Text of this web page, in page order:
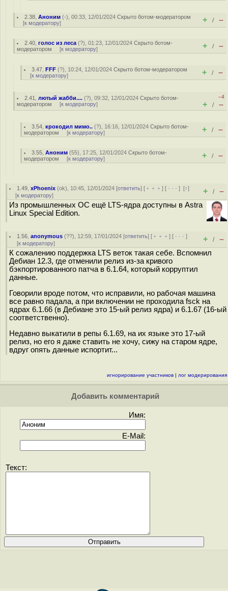
2.38 ,Аноним (-), 00:33, 12/01/2024Скрыто ботом-модератором
[к модератору] + / –
2.40 ,голос из леса (?), 01:23, 12/01/2024Скрыто ботом-
модератором [к модератору] + / –
3.47 ,FFF (?), 10:24, 12/01/2024Скрыто ботом-модератором
[к модератору] + / –
2.41 ,лютый жабби.... (?), 09:32, 12/01/2024Скрыто ботом-
модератором [к модератору]
–4
+ / –
3.54 ,крокодил мимо.. (?), 16:16, 12/01/2024Скрыто ботом-
модератором [к модератору] + / –
3.55 ,Аноним (55), 17:25, 12/01/2024Скрыто ботом-
модератором [к модератору] + / –
1.49 ,xPhoenix (ok), 10:45, 12/01/2024 [ответить] [ ﹢﹢﹢] [ · · ·][↑]
[к модератору] + / –
Из промышленных ОС ещё LTS-ядра доступны в Astra
Linux Special Edition.
1.56 ,anonymous (??), 12:59, 17/01/2024 [ответить] [ ﹢﹢﹢] [ · · ·]
[к модератору] + / –
К сожалению поддержка LTS веток такая себе. Вспомнил
Дебиан 12.3, где отменили релиз из-за кривого
бэкпортированного патча в 6.1.64, который корруптил
данные.
Говорили вроде потом, что исправили, но рабочая машина
все равно падала, а при включении не проходила fsck на
ядрах 6.1.66 (в Дебиане это 15-ый релиз ядра) и 6.1.67 (16-ый
соответственно).
Недавно выкатили в репы 6.1.69, на их языке это 17-ый
релиз, но его я даже ставить не хочу, сижу на старом ядре,
вдруг опять данные испортит...
игнорирование участников | лог модерирования
Добавить комментарий
Имя:
E-Mail:
Текст: